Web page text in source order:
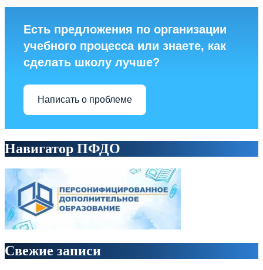
Есть предложения по организации
учебного процесса или знаете, как
сделать школу лучше?
Написать о проблеме
Навигатор ПФДО
Свежие записи